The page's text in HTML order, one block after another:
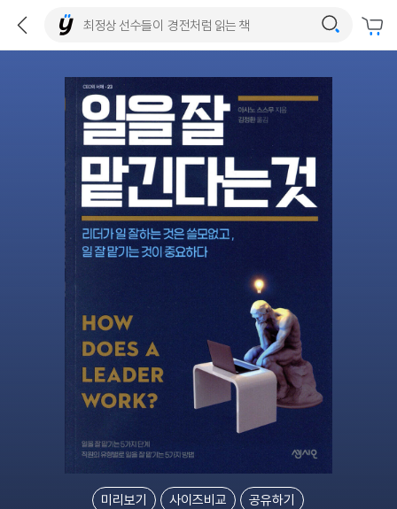
미리보기 사이즈비교 공유하기